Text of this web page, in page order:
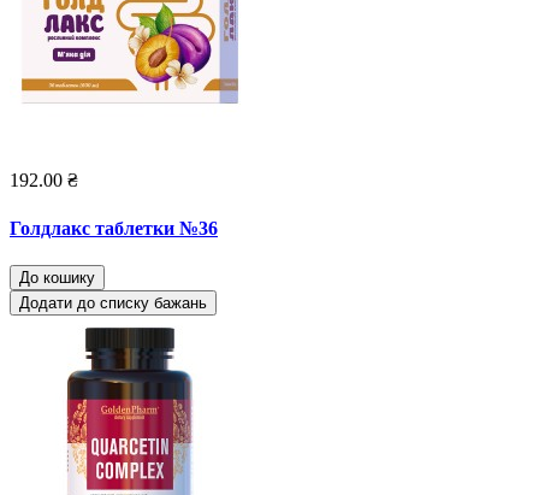
192.00 ₴
Голдлакс таблетки №36
До кошику
Додати до списку бажань